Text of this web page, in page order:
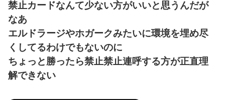
禁止カードなんて少ない方がいいと思うんだが
なあ
エルドラージやホガークみたいに環境を埋め尽
くしてるわけでもないのに
ちょっと勝ったら禁止禁止連呼する方が正直理
解できない